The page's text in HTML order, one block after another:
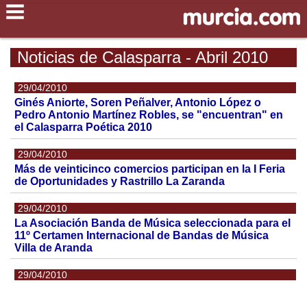
Noticias de Calasparra - Abril 2010
29/04/2010
Ginés Aniorte, Soren Peñalver, Antonio López o
Pedro Antonio Martínez Robles, se "encuentran" en
el Calasparra Poética 2010
29/04/2010
Más de veinticinco comercios participan en la I Feria
de Oportunidades y Rastrillo La Zaranda
29/04/2010
La Asociación Banda de Música seleccionada para el
11º Certamen Internacional de Bandas de Música
Villa de Aranda
29/04/2010